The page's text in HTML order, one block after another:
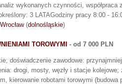
wykonanych czynności, współpraca
3 LATAGodziny pracy 8:00 -
Wrocław(dolnośląskie)
TOROWYMI - od 7 000 PLN
doświadczenie zawodowe:
drogi, mosty, węzły i stacje
kierowanie robotami torowymi